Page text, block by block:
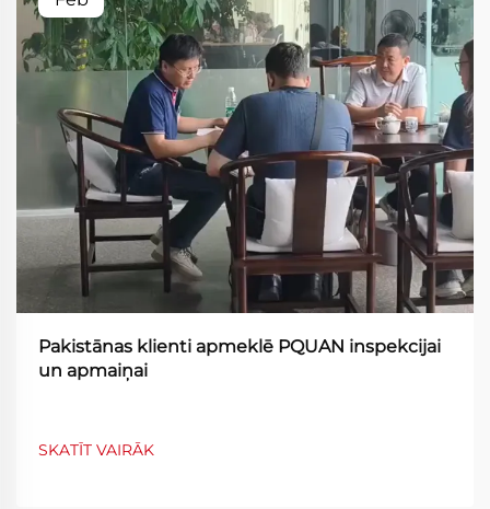
Pakistānas klienti apmeklē PQUAN inspekcijai
un apmaiņai
SKATĪT VAIRĀK